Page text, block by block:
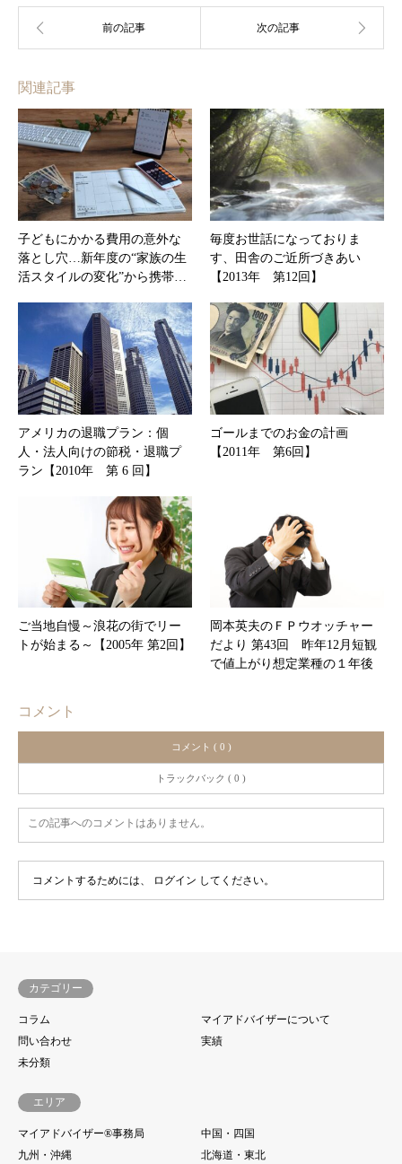
関連記事
子どもにかかる費用の意外な
落とし穴…新年度の“家族の生
活スタイルの変化”から携帯…
毎度お世話になっておりま
す、田舎のご近所づきあい
【2013年 第12回】
アメリカの退職プラン：個
人・法人向けの節税・退職プ
ラン【2010年 第 6 回】
ゴールまでのお金の計画
【2011年 第6回】
ご当地自慢～浪花の街でリー
トが始まる～【2005年 第2回】
岡本英夫のＦＰウオッチャー
だより 第43回 昨年12月短観
で値上がり想定業種の１年後
コメント
コメント ( 0 )
トラックバック ( 0 )
この記事へのコメントはありません。
コメントするためには、 ログイン してください。
カテゴリー
コラム
マイアドバイザーについて
問い合わせ
実績
未分類
エリア
マイアドバイザー®事務局
中国・四国
九州・沖縄
北海道・東北